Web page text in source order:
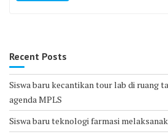
Recent Posts
Siswa baru kecantikan tour lab di ruang
agenda MPLS
Siswa baru teknologi farmasi